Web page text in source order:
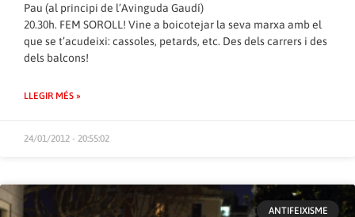
Pau (al principi de l’Avinguda Gaudí)
20.30h. FEM SOROLL! Vine a boicotejar la seva marxa amb el
que se t’acudeixi: cassoles, petards, etc. Des dels carrers i des
dels balcons!
LLEGIR MÉS »
24/01/2012 - 20:55:02
ANTIFEIXISME